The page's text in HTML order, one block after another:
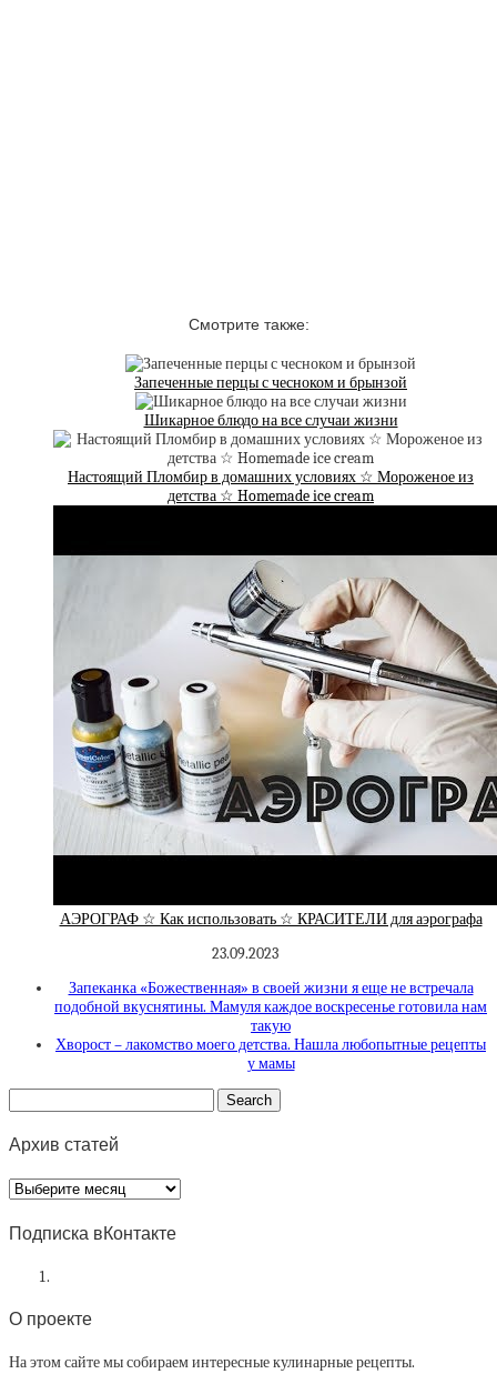
Смотрите также:
Запеченные перцы с чесноком и брынзой
Шикарное блюдо на все случаи жизни
Настоящий Пломбир в домашних условиях ☆ Мороженое из
детства ☆ Homemade ice cream
АЭРОГРАФ ☆ Как использовать ☆ КРАСИТЕЛИ для аэрографа
23.09.2023
Запеканка «Божественная» в своей жизни я еще не встречала
подобной вкуснятины. Мамуля каждое воскресенье готовила нам
такую
Хворост – лакомство моего детства. Нашла любопытные рецепты
у мамы
Архив статей
Архив
статей
Подписка вКонтакте
О проекте
На этом сайте мы собираем интересные кулинарные рецепты.